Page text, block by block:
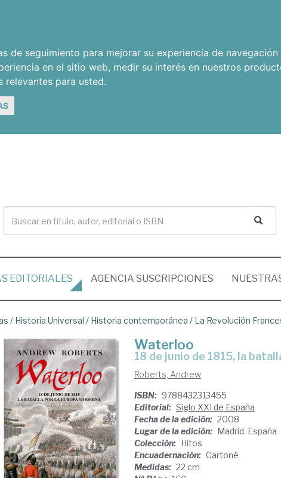
de seguimiento para mejorar su experiencia de
en el sitio web, medir su interés en nuestros
relevantes para usted.
EDITORIALES AGENCIA SUSCRIPCIONES
/ Historia Universal / Historia contemporánea / La Revolución
Waterloo
18 de junio de 1815, la
Roberts, Andrew
ISBN: 9788432313455
Editorial: Siglo XXI de España
Fecha de la edición: 2008
Lugar de la edición: Madrid. España
Colección: Hitos
Encuadernación: Cartoné
Medidas: 22 cm